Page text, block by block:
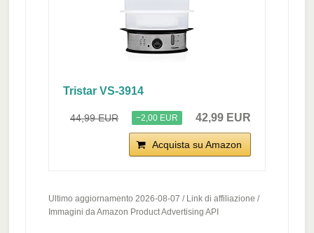
Tristar VS-3914
44,99 EUR −2,00 EUR 42,99 EUR
Acquista su Amazon
Ultimo aggiornamento 2026-08-07 / Link di affiliazione /
Immagini da Amazon Product Advertising API